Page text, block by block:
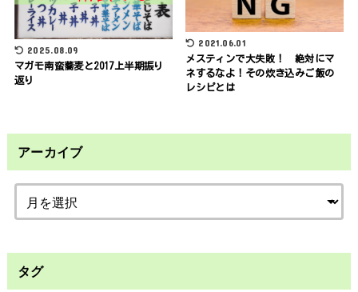
2025.08.09
マガモ南蛮蕎麦と2017上半期振り
返り
2021.06.01
メスティンで大失敗！ 絶対にマ
ネするなよ！その炊き込みご飯の
レシピとは
アーカイブ
タグ